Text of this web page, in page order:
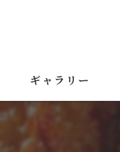
ギャラリー